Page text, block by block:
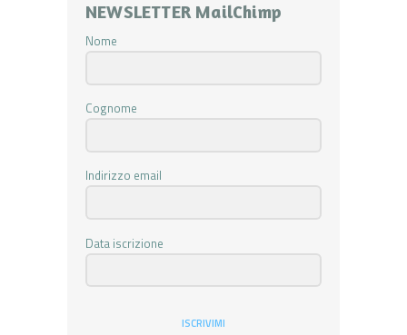
NEWSLETTER MailChimp
Nome
Cognome
Indirizzo email
Data iscrizione
ISCRIVIMI